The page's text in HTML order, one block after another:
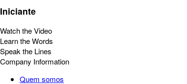
Iniciante
Watch the Video
Learn the Words
Speak the Lines
Company Information
Quem somos